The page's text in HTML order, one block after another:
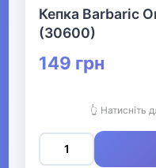
Прикраси
Святкові
Кепка Barbaric
(30600)
149 грн
👆 Натисніть